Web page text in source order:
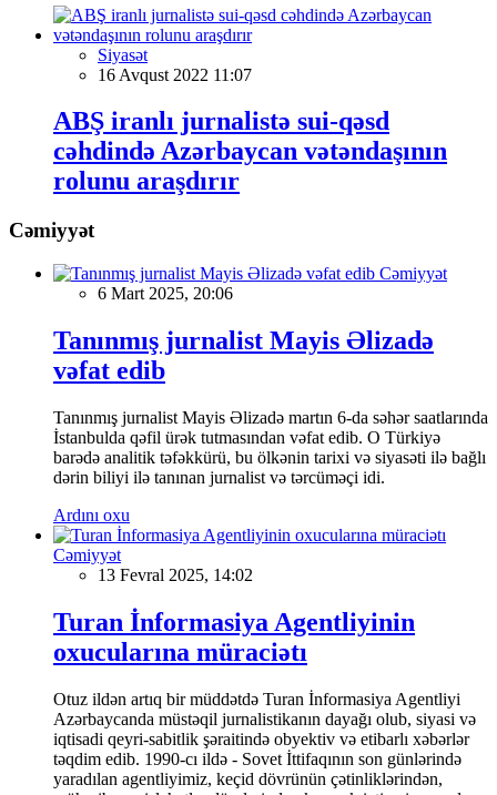
Siyasət
16 Avqust 2022 11:07
ABŞ iranlı jurnalistə sui-qəsd
cəhdində Azərbaycan vətəndaşının
rolunu araşdırır
Cəmiyyət
Cəmiyyət
6 Mart 2025, 20:06
Tanınmış jurnalist Mayis Əlizadə
vəfat edib
Tanınmış jurnalist Mayis Əlizadə martın 6-da səhər saatlarında
İstanbulda qəfil ürək tutmasından vəfat edib. O Türkiyə
barədə analitik təfəkkürü, bu ölkənin tarixi və siyasəti ilə bağlı
dərin biliyi ilə tanınan jurnalist və tərcüməçi idi.
Ardını oxu
Cəmiyyət
13 Fevral 2025, 14:02
Turan İnformasiya Agentliyinin
oxucularına müraciətı
Otuz ildən artıq bir müddətdə Turan İnformasiya Agentliyi
Azərbaycanda müstəqil jurnalistikanın dayağı olub, siyasi və
iqtisadi qeyri-sabitlik şəraitində obyektiv və etibarlı xəbərlər
təqdim edib. 1990-cı ildə - Sovet İttifaqının son günlərində
yaradılan agentliyimiz, keçid dövrünün çətinliklərindən,